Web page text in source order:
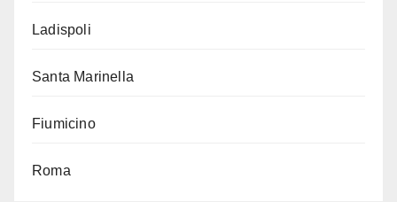
Ladispoli
Santa Marinella
Fiumicino
Roma